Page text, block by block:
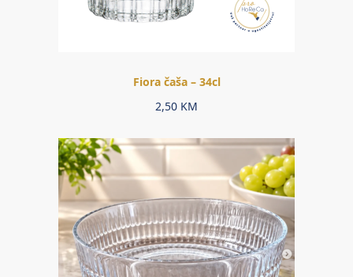
Fiora čaša – 34cl
2,50 KM